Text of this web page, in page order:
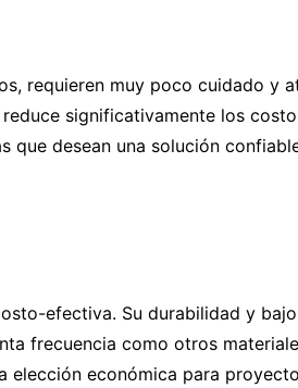
requieren muy poco cuidado y
significativamente los
que desean una solución
efectiva. Su durabilidad y bajo
frecuencia como otros
elección económica para